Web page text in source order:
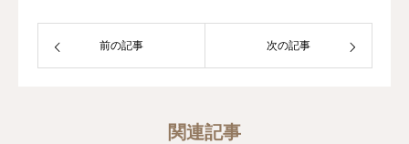
前の記事 次の記事
関連記事